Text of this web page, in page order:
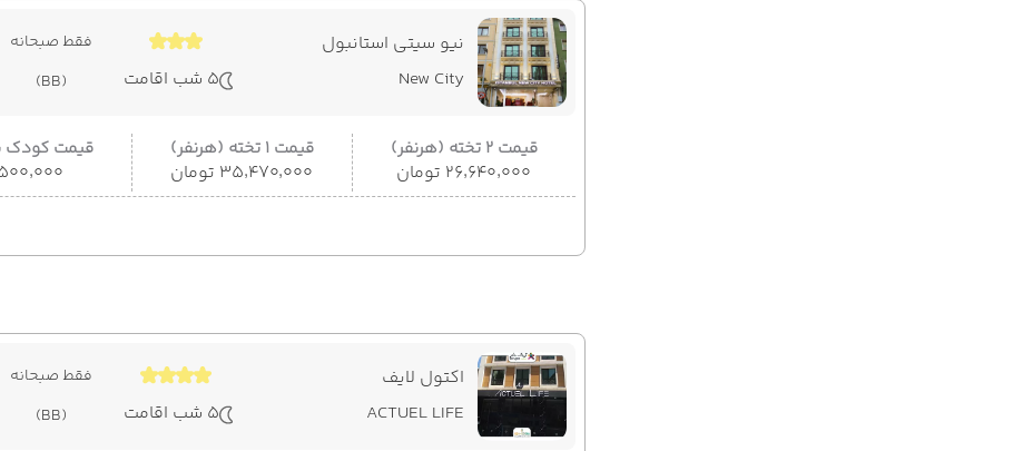
نیو سیتی استانبول
New City
5 شب اقامت
فقط صبحانه
(BB)
قیمت 2 تخته (هرنفر)
۲۶٬۶۴۰٬۰۰۰ تومان
قیمت 1 تخته (هرنفر)
۳۵٬۴۷۰٬۰۰۰ تومان
قیمت کودک
اکتول لایف
ACTUEL LIFE
5 شب اقامت
فقط صبحانه
(BB)